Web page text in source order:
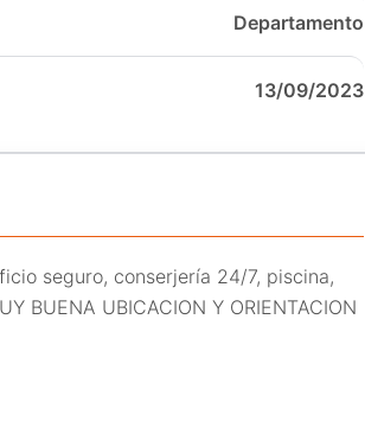
Departamento
13/09/2023
seguro, conserjería 24/7, piscina,
BUENA UBICACION Y ORIENTACION